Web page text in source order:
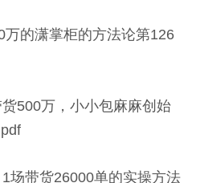
的潇掌柜的方法论第126
500万，小小包麻麻创始
场带货26000单的实操方法